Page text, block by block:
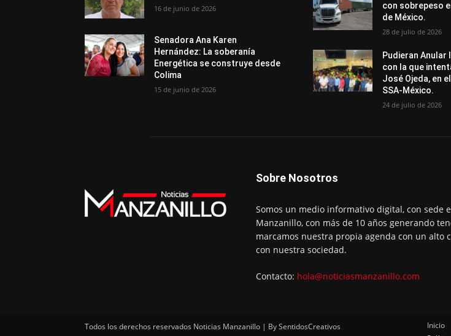
16 de junio de 2026
Senadora Ana Karen
Hernández: La soberanía
Energética se construye desde
Colima
15 de junio de 2026
con sobrepeso
de México.
28 de julio de 2026
Pudieran Anular
con la que
José Ojeda, en
SSA-México.
24 de julio de 2026
Sobre Nosotros
Somos un medio informativo digital, con sede
Manzanillo, con más de 10 años generando
marcamos nuestra propia agenda con un alto
con nuestra sociedad.
Contacto: hola@noticiasmanzanillo.com
Todos los derechos reservados Noticias Manzanillo | By SentidosCreativos Inicio